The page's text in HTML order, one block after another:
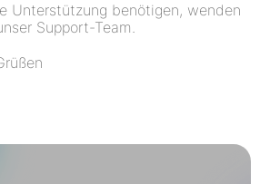
Unterstützung benötigen, wenden
Support-Team.